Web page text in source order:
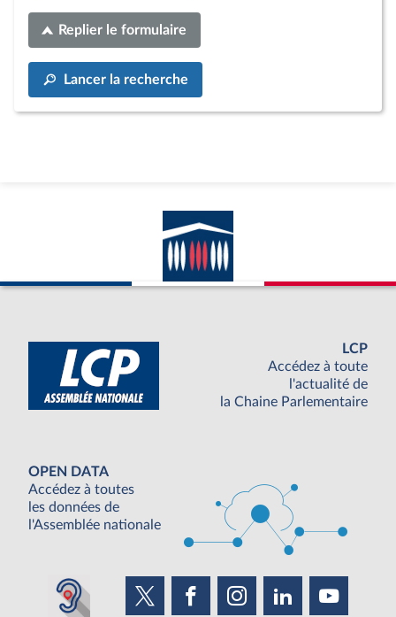
Replier le formulaire
Lancer la recherche
LCP
Accédez à toute
l'actualité de
la Chaine Parlementaire
OPEN DATA
Accédez à toutes
les données de
l'Assemblée nationale